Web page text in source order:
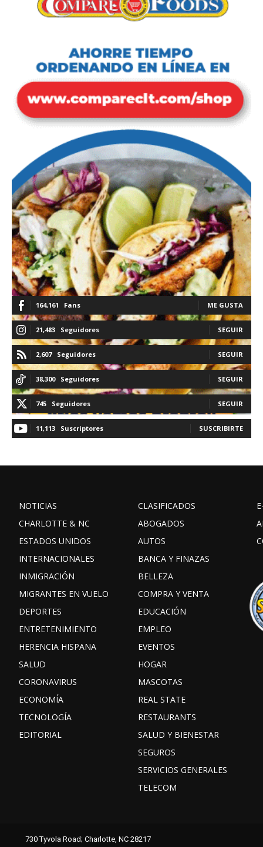
164,161 Fans ME GUSTA
21,483 Seguidores SEGUIR
2,607 Seguidores SEGUIR
38,300 Seguidores SEGUIR
745 Seguidores SEGUIR
11,113 Suscriptores SUSCRIBIRTE
NOTICIAS
CHARLOTTE & NC
ESTADOS UNIDOS
INTERNACIONALES
INMIGRACIÓN
MIGRANTES EN VUELO
DEPORTES
ENTRETENIMIENTO
HERENCIA HISPANA
SALUD
CORONAVIRUS
ECONOMÍA
TECNOLOGÍA
EDITORIAL
CLASIFICADOS
ABOGADOS
AUTOS
BANCA Y FINAZAS
BELLEZA
COMPRA Y VENTA
EDUCACIÓN
EMPLEO
EVENTOS
HOGAR
MASCOTAS
REAL STATE
RESTAURANTS
SALUD Y BIENESTAR
SEGUROS
SERVICIOS GENERALES
TELECOM
Facebook Instagram
730 Tyvola Road; Charlotte, NC 28217